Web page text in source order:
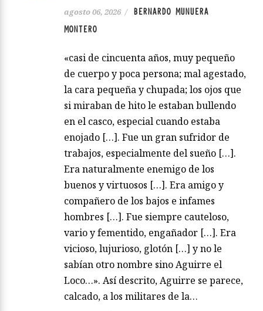
agosto 06, 2026 /
BERNARDO MUNUERA
MONTERO
«casi de cincuenta años, muy pequeño
de cuerpo y poca persona; mal agestado,
la cara pequeña y chupada; los ojos que
si miraban de hito le estaban bullendo
en el casco, especial cuando estaba
enojado […]. Fue un gran sufridor de
trabajos, especialmente del sueño […].
Era naturalmente enemigo de los
buenos y virtuosos […]. Era amigo y
compañero de los bajos e infames
hombres […]. Fue siempre cauteloso,
vario y fementido, engañador […]. Era
vicioso, lujurioso, glotón […] y no le
sabían otro nombre sino Aguirre el
Loco…». Así descrito, Aguirre se parece,
calcado, a los militares de la…